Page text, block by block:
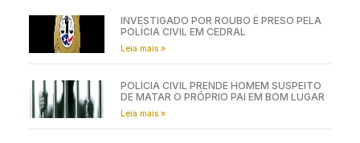
INVESTIGADO POR ROUBO É PRESO PELA
POLÍCIA CIVIL EM CEDRAL
Leia mais »
POLÍCIA CIVIL PRENDE HOMEM SUSPEITO
DE MATAR O PRÓPRIO PAI EM BOM LUGAR
Leia mais »